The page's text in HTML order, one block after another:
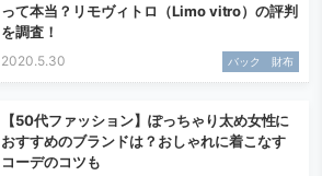
って本当？リモヴィトロ（Limo vitro）の評判
を調査！
2020.5.30 バック 財布
【50代ファッション】ぽっちゃり太め女性に
おすすめのブランドは？おしゃれに着こなす
コーデのコツも